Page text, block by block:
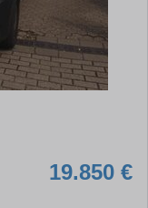
19.850 €